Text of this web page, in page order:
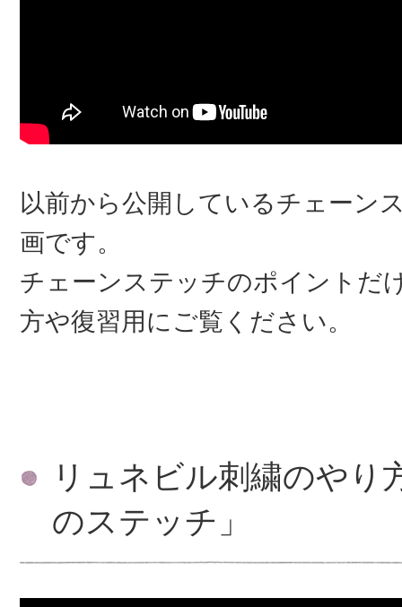
以前から公開しているチェーン
画です。
チェーンステッチのポイントだ
方や復習用にご覧ください。
リュネビル刺繍のや
のステッチ」